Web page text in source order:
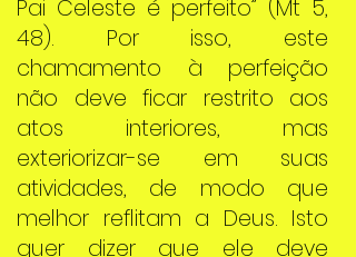
Pai Celeste é perfeito” (Mt 5,
48). Por isso, este
chamamento à perfeição
não deve ficar restrito aos
atos interiores, mas
exteriorizar-se em suas
atividades, de modo que
melhor reflitam a Deus. Isto
quer dizer que ele deve